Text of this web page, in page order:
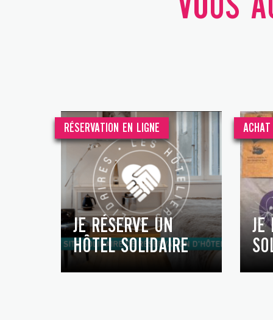
VOUS
RÉSERVATION EN LIGNE
JE RÉSERVE UN
HÔTEL SOLIDAIRE
JE